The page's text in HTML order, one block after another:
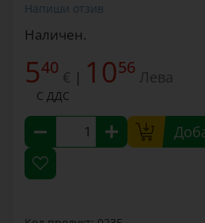
Напиши отзив
Наличен.
540 € | 1056 Лева
С ДДС